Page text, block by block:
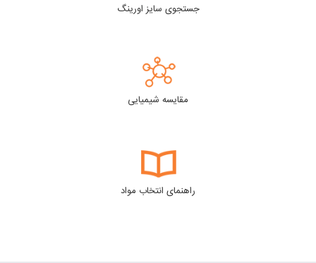
جستجوی سایز اورینگ
مقایسه شیمیایی
راهنمای انتخاب مواد